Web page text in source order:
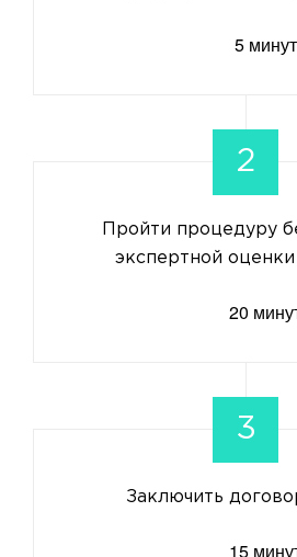
5 минут
2
Пройти процедуру
экспертной
20
3
Заключить
15